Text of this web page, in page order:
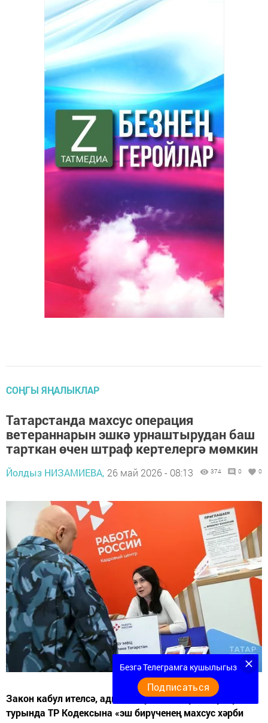
СОҢГЫ ЯҢАЛЫКЛАР
Татарстанда махсус операция
ветераннарын эшкә урнаштырудан баш
тарткан өчен штраф кертелергә мөмкин
Йолдыз НИЗАМИЕВА, 26 май 2026 - 08:13 374 0 0
Закон кабул ителсә, административ хокук бозулар
турында ТР Кодексына «эш бирүченең махсус хәрби
Безгә Телеграмга кушылыгыз
Подписаться